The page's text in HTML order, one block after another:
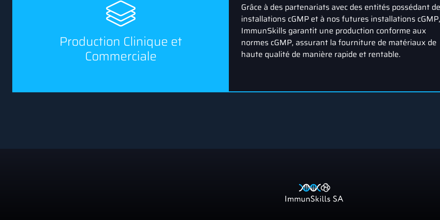
Production Clinique et
Commerciale
Grâce à des partenariats avec des entités possédant
installations cGMP et à nos futures installations cGMP,
ImmunSkills garantit une production conforme aux
normes cGMP, assurant la fourniture de matériaux de
haute qualité de manière rapide et rentable.